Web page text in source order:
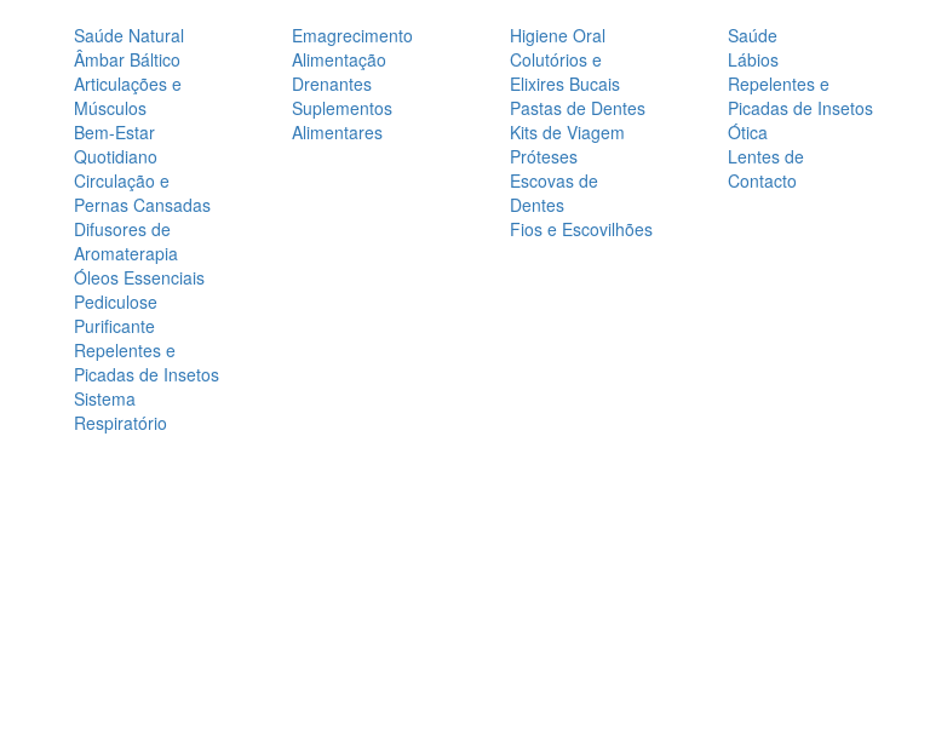
Saúde Natural
Âmbar Báltico
Articulações e
Músculos
Bem-Estar
Quotidiano
Circulação e
Pernas Cansadas
Difusores de
Aromaterapia
Óleos Essenciais
Pediculose
Purificante
Repelentes e
Picadas de Insetos
Sistema
Respiratório
Emagrecimento
Alimentação
Drenantes
Suplementos
Alimentares
Higiene Oral
Colutórios e
Elixires Bucais
Pastas de Dentes
Kits de Viagem
Próteses
Escovas de
Dentes
Fios e Escovilhões
Saúde
Lábios
Repelentes e
Picadas de Insetos
Ótica
Lentes de
Contacto